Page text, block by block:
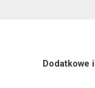
Dodatkowe